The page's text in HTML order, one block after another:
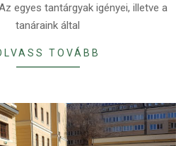
egyes tantárgyak igényei, illetve a
tanáraink által
TOVÁBB